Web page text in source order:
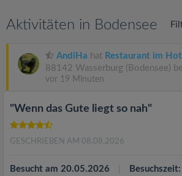
Aktivitäten in Bodensee
AndiHa hat Restaurant im
88142 Wasserburg (Bodensee)
vor 19 Minuten
"Wenn das Gute liegt so nah"
GESCHRIEBEN AM 08.08.2026
Besucht am 20.05.2026 Besuchszeit: